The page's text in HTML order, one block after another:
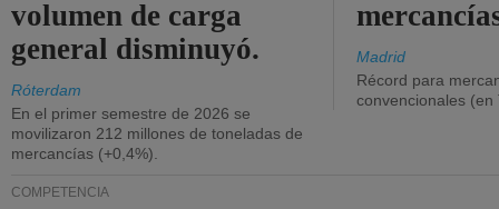
volumen de carga
general disminuyó.
Róterdam
En el primer semestre de 2026 se
movilizaron 212 millones de toneladas de
mercancías (+0,4%).
Madrid
Récord para
convencionales (en
COMPETENCIA